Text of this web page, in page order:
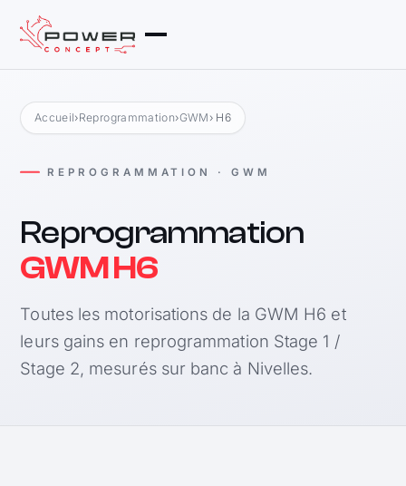
Accueil›Reprogrammation›GWM › H6
REPROGRAMMATION · GWM
Reprogrammation
GWM H6
Toutes les motorisations de la GWM H6 et
leurs gains en reprogrammation Stage 1 /
Stage 2, mesurés sur banc à Nivelles.